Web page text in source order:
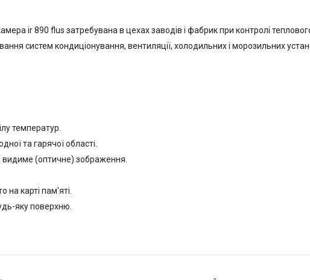
ir 890 flus затребувана в цехах заводів і фабрик при контролі
систем кондиціонування, вентиляції, холодильних і морозильних
температур.
та гарячої області.
(оптичне) зображення.
карті пам'яті.
яку поверхню.